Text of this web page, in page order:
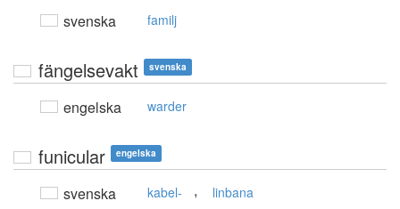
svenska familj
fängelsevakt svenska
engelska warder
funicular engelska
svenska kabel- , linbana